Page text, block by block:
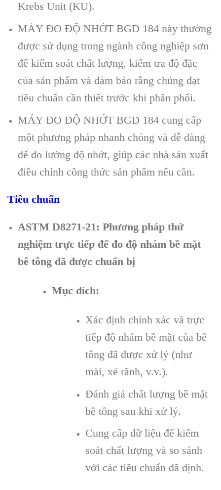
Krebs Unit (KU).
MÁY ĐO ĐỘ NHỚT BGD 184 này thường
được sử dụng trong ngành công nghiệp sơn
để kiểm soát chất lượng, kiểm tra độ đặc
của sản phẩm và đảm bảo rằng chúng đạt
tiêu chuẩn cần thiết trước khi phân phối.
MÁY ĐO ĐỘ NHỚT BGD 184 cung cấp
một phương pháp nhanh chóng và dễ dàng
để đo lường độ nhớt, giúp các nhà sản xuất
điều chỉnh công thức sản phẩm nếu cần.
Tiêu chuẩn
ASTM D8271-21: Phương pháp thử
nghiệm trực tiếp để đo độ nhám bề mặt
bê tông đã được chuẩn bị
Mục đích:
Xác định chính xác và trực
tiếp độ nhám bề mặt của bê
tông đã được xử lý (như
mài, xẻ rãnh, v.v.).
Đánh giá chất lượng bề mặt
bê tông sau khi xử lý.
Cung cấp dữ liệu để kiểm
soát chất lượng và so sánh
với các tiêu chuẩn đã định.